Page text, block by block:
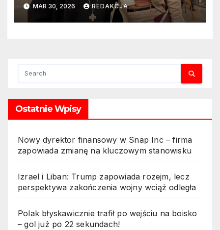
wewnątrz”
MAR 30, 2026 REDAKCJA
Ostatnie Wpisy
Nowy dyrektor finansowy w Snap Inc – firma
zapowiada zmianę na kluczowym stanowisku
Izrael i Liban: Trump zapowiada rozejm, lecz
perspektywa zakończenia wojny wciąż odległa
Polak błyskawicznie trafił po wejściu na boisko
– gol już po 22 sekundach!